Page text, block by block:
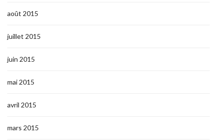
août 2015
juillet 2015
juin 2015
mai 2015
avril 2015
mars 2015